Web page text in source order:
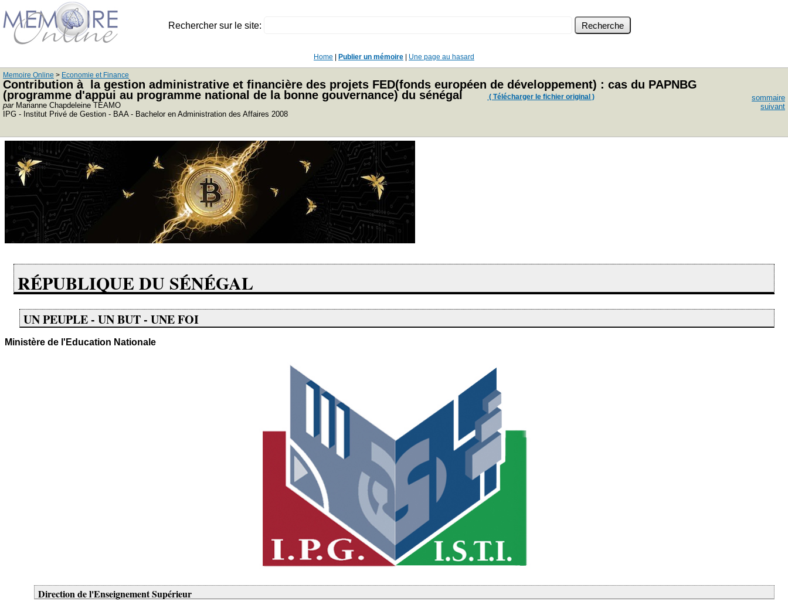
Rechercher sur le site:
Home Publier un mémoire Une page au hasard
Memoire Online > Economie et Finance
Contribution à la gestion administrative et financière des projets FED(fonds européen de développement) : cas du PAPNBG
(programme d'appui au programme national de la bonne gouvernance) du sénégal
( Télécharger le fichier original )
parMarianne Chapdeleine TEAMO
IPG - Institut Privé de Gestion - BAA - Bachelor en Administration des Affaires 2008
sommaire
suivant
RÉPUBLIQUE DU SÉNÉGAL
UN PEUPLE - UN BUT - UNE FOI
Ministère de l'Education Nationale
Direction de l'Enseignement Supérieur